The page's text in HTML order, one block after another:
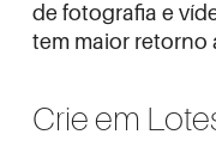
de fotografia e
tem maior retorno
Crie em